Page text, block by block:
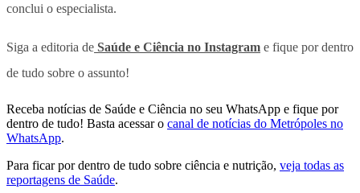
conclui o especialista.
Siga a editoria de Saúde e Ciência no Instagram e fique por dentro
de tudo sobre o assunto!
Receba notícias de Saúde e Ciência no seu WhatsApp e fique por
dentro de tudo! Basta acessar o canal de notícias do Metrópoles no
WhatsApp.
Para ficar por dentro de tudo sobre ciência e nutrição, veja todas as
reportagens de Saúde.